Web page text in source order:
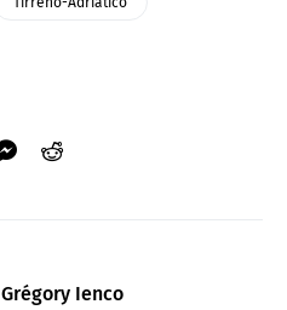
Grégory Ienco